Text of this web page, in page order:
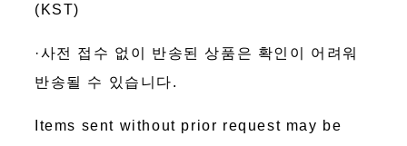
(KST)
·사전 접수 없이 반송된 상품은 확인이 어려워
반송될 수 있습니다.
Items sent without prior request may be